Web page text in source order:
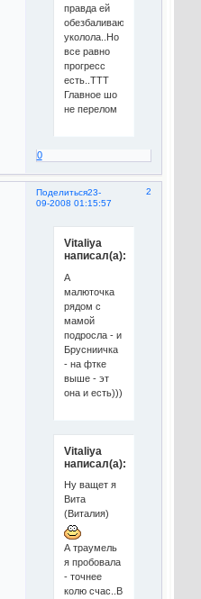
правда ей
обезбаливающее
уколола..Но
все равно
прогресс
есть..ТТТ
Главное шо
не перелом
0
Поделиться 2
23-
09-2008 01:15:57
Vitaliya
написал(а):
А
малюточка
рядом с
мамой
подросла - и
Брусниичка
- на фтке
выше - эт
она и есть)))
Vitaliya
написал(а):
Ну ващет я
Вита
(Виталия)
А траумель
я пробовала
- точнее
колю счас..В